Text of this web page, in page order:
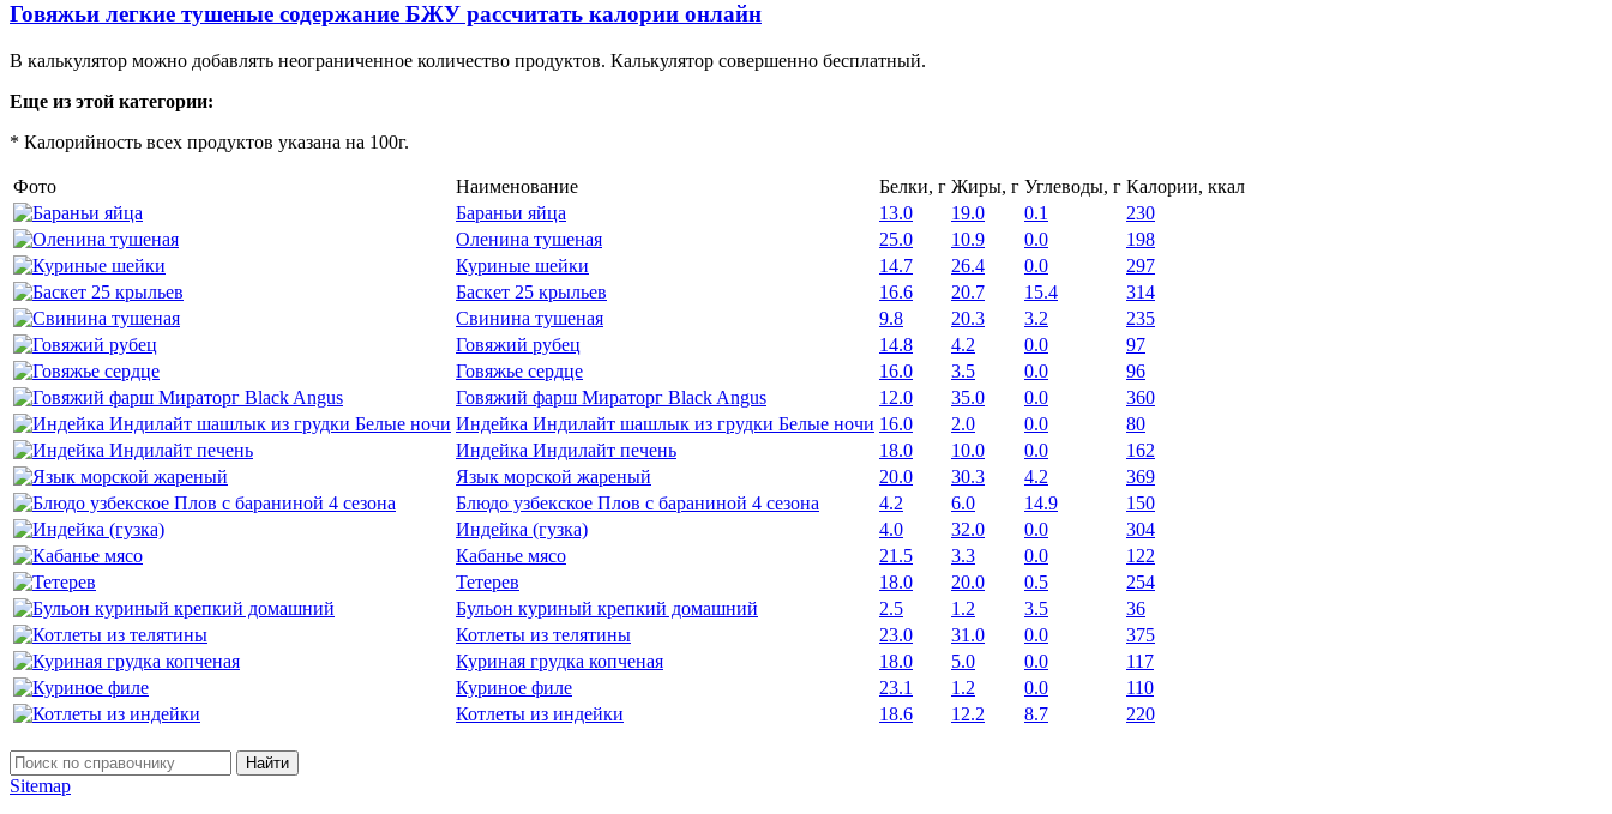
Говяжьи легкие тушеные содержание БЖУ рассчитать калории онлайн
В калькулятор можно добавлять неограниченное количество продуктов. Калькулятор совершенно бесплатный.
Еще из этой категории:
* Калорийность всех продуктов указана на 100г.
Фото Наименование Белки, г Жиры, г Углеводы, г Калории, ккал
Бараньи яйца
13.0 19.0 0.1
230
Оленина тушеная
25.0 10.9 0.0
198
Куриные шейки
14.7 26.4 0.0
297
Баскет 25 крыльев
16.6 20.7 15.4
314
Свинина тушеная
9.8 20.3 3.2
235
Говяжий рубец
14.8 4.2 0.0
97
Говяжье сердце
16.0 3.5 0.0
96
Говяжий фарш Мираторг Black Angus
12.0 35.0 0.0
360
Индейка Индилайт шашлык из грудки Белые ночи 16.0 2.0 0.0
80
Индейка Индилайт печень
18.0 10.0 0.0
162
Язык морской жареный
20.0 30.3 4.2
369
Блюдо узбекское Плов с бараниной 4 сезона
4.2 6.0 14.9
150
Индейка (гузка)
4.0 32.0 0.0
304
Кабанье мясо
21.5 3.3 0.0
122
Тетерев
18.0 20.0 0.5
254
Бульон куриный крепкий домашний
2.5 1.2 3.5
36
Котлеты из телятины
23.0 31.0 0.0
375
Куриная грудка копченая
18.0 5.0 0.0
117
Куриное филе
23.1 1.2 0.0
110
Котлеты из индейки
18.6 12.2 8.7 220
Найти
Sitemap